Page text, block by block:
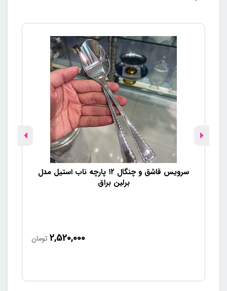
سرویس قاشق و چنگال ۱۲ پارچه ناب استیل مدل
برلین براق
2,520,000 تومان